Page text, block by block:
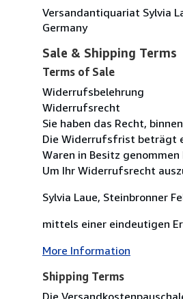
Versandantiquariat Sylvia
Germany
Sale & Shipping Terms
Terms of Sale
Widerrufsbelehrung
Widerrufsrecht
Sie haben das Recht,
Die Widerrufsfrist beträgt
Waren in Besitz genommen
Um Ihr Widerrufsrecht
Sylvia Laue, Steinbronner
mittels einer eindeutigen
More Information
Shipping Terms
Die